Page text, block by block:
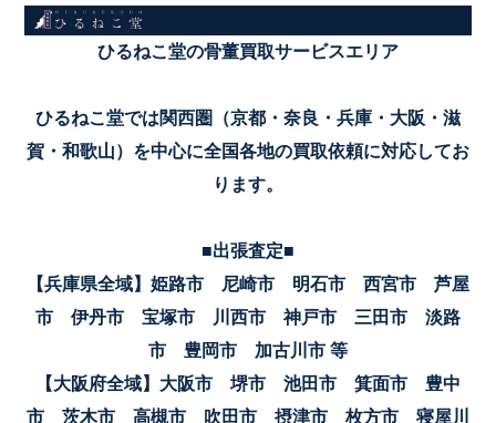
ひるねこ堂の骨董買取サービスエリア
ひるねこ堂では関西圏（京都・奈良・兵庫・大阪・滋
賀・和歌山）を中心に全国各地の買取依頼に対応してお
ります。
■出張査定■
【兵庫県全域】姫路市 尼崎市 明石市 西宮市 芦屋
市 伊丹市 宝塚市 川西市 神戸市 三田市 淡路
市 豊岡市 加古川市 等
【大阪府全域】大阪市 堺市 池田市 箕面市 豊中
市 茨木市 高槻市 吹田市 摂津市 枚方市 寝屋川